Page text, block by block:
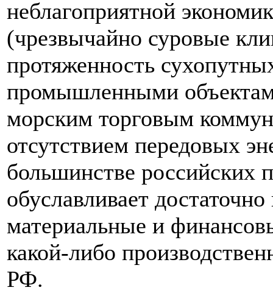
неблагоприятной
(чрезвычайно суровые
протяженность
промышленными
морским торговым
отсутствием передовых
большинстве российских
обуславливает
материальные и
какой-либо
РФ.